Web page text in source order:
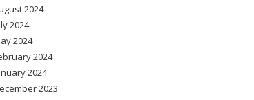
2024
2024
2024
2024
2024
2023